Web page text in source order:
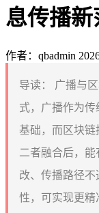
息传播新
作者：qbadmin
导读：
广播与
式，广播作为
基础，而区块链
二者融合后，
改、传播路径
性，可实现更精